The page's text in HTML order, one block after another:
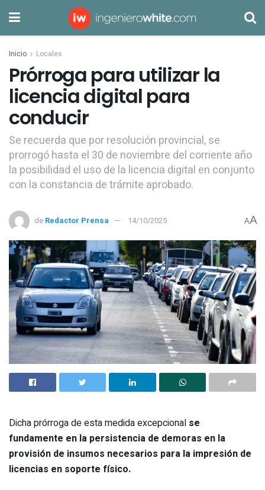
Inicio Locales
Prórroga para utilizar la
licencia digital para
conducir
Se recuerda que por resolución provincial, se
prorrogó hasta el 30 de noviembre del corriente año
la posibilidad el uso de la licencia digital en conjunto
con la constancia de trámite aprobado.
de Redactor Prensa 14/10/2025 AA
Dicha prórroga de esta medida excepcional se
fundamente en la persistencia de demoras en la
provisión de insumos necesarios para la impresión de
licencias en soporte físico.